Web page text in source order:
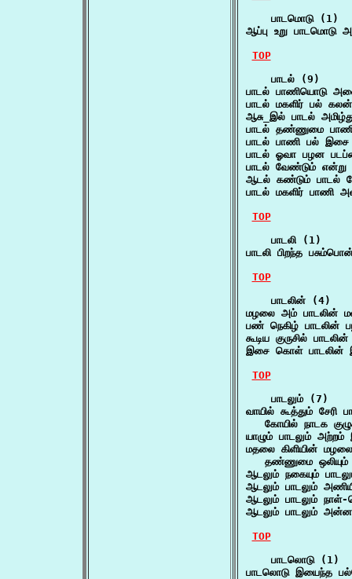
    பாடமொடு (1)
ஆப்பு உறு பாடமொடு
TOP
    பாடல் (9)
பாடல் பாணியொடு
பாடல் மகளிர் பல்
ஆசு_இல் பாடல்
பாடல் தண்ணுமை
பாடல் பாணி பல்
பாடல் ஓவா பழன
பாடல் வேண்டும்
ஆடல் கண்டும் பாடல்
பாடல் மகளிர் பாணி
TOP
    பாடலி (1)
பாடலி பிறந்த
TOP
    பாடலின் (4)
மழலை அம் பாடலின்
பண் நெகிழ்
கூடிய குருசில்
இசை கொள் பாடலின்
TOP
    பாடலும் (7)
வாயில் கூத்தும் சேரி
கோயில் நாடக
யாழும் பாடலும்
மதலை கிளியின் மழலை
தண்ணுமை ஒலியும்
ஆடலும் நகையும்
ஆடலும் பாடலும்
ஆடலும் பாடலும்
ஆடலும் பாடலும்
TOP
    பாடலொடு (1)
பாடலொடு இயைந்த